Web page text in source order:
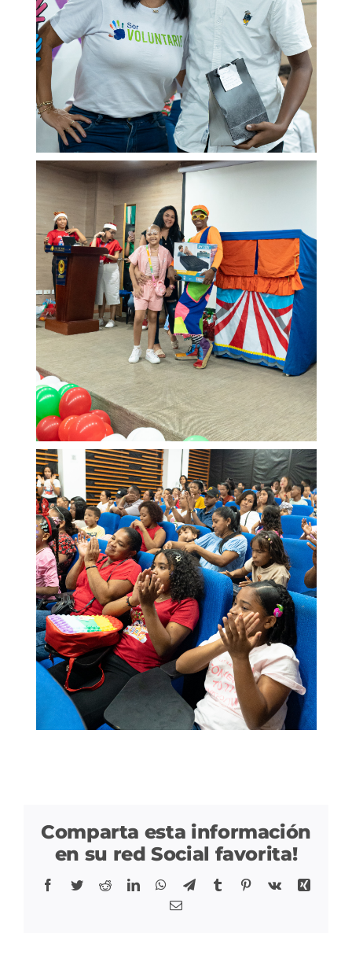
Comparta esta información
en su red Social favorita!
Facebook
TwitterRedditLinkedInWhatsApp
TelegramTumblr Pinterest
Vk
Xing
Correo